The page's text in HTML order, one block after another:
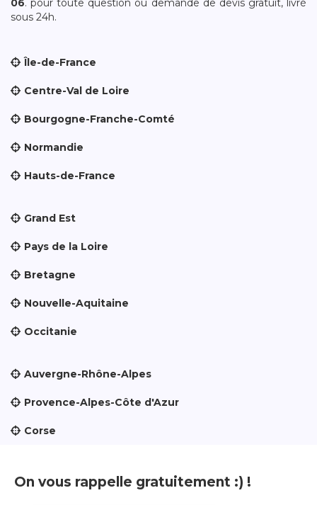
06. pour toute question ou demande de devis gratuit, livré
sous 24h.
Île-de-France
Centre-Val de Loire
Bourgogne-Franche-Comté
Normandie
Hauts-de-France
Grand Est
Pays de la Loire
Bretagne
Nouvelle-Aquitaine
Occitanie
Auvergne-Rhône-Alpes
Provence-Alpes-Côte d'Azur
Corse
On vous rappelle gratuitement :) !